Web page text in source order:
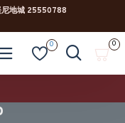
地城 25550788
0 0